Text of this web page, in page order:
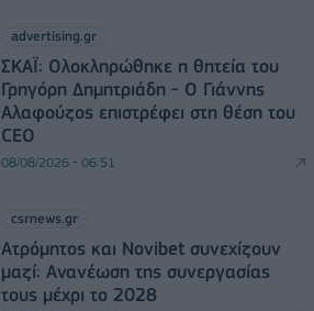
advertising.gr
ΣΚΑΪ: Ολοκληρώθηκε η θητεία του
Γρηγόρη Δημητριάδη - Ο Γιάννης
Αλαφούζος επιστρέφει στη θέση του
CEO
08/08/2026 - 06:51
csrnews.gr
Ατρόμητος και Novibet συνεχίζουν
μαζί: Ανανέωση της συνεργασίας
τους μέχρι το 2028